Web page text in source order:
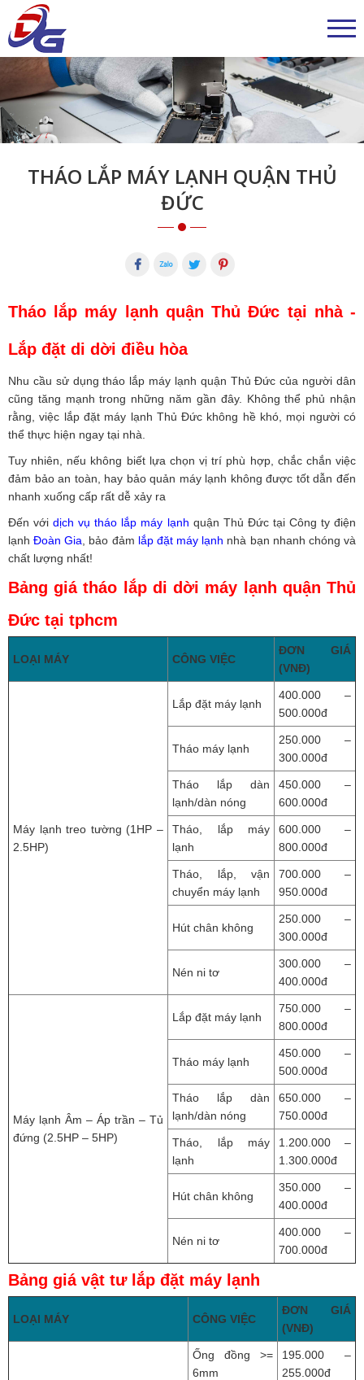
THÁO LẮP MÁY LẠNH QUẬN THỦ
ĐỨC
Tháo lắp máy lạnh quận Thủ Đức tại nhà -
Lắp đặt di dời điều hòa
Nhu cầu sử dụng tháo lắp máy lạnh quận Thủ Đức của người dân
cũng tăng mạnh trong những năm gần đây. Không thể phủ nhận
rằng, việc lắp đặt máy lạnh Thủ Đức không hề khó, mọi người có
thể thực hiện ngay tại nhà.
Tuy nhiên, nếu không biết lựa chọn vị trí phù hợp, chắc chắn việc
đảm bảo an toàn, hay bảo quản máy lạnh không được tốt dẫn đến
nhanh xuống cấp rất dễ xảy ra
Đến với dịch vụ tháo lắp máy lạnh quận Thủ Đức tại Công ty điện
lạnhĐoàn Gia , bảo đảm lắp đặt máy lạnh nhà bạn nhanh chóng và
chất lượng nhất!
Bảng giá tháo lắp di dời máy lạnh quận Thủ
Đức tại tphcm
LOẠI MÁY CÔNG VIỆC
ĐƠN GIÁ
(VNĐ)
Máy lạnh treo tường (1HP –
2.5HP)
Lắp đặt máy lạnh
400.000 –
500.000đ
Tháo máy lạnh
250.000 –
300.000đ
Tháo lắp dàn
lạnh/dàn nóng
450.000 –
600.000đ
Tháo, lắp máy
lạnh
600.000 –
800.000đ
Tháo, lắp, vận
chuyển máy lạnh
700.000 –
950.000đ
Hút chân không
250.000 –
300.000đ
Nén ni tơ
300.000 –
400.000đ
Máy lạnh Âm – Áp trần – Tủ
đứng (2.5HP – 5HP)
Lắp đặt máy lạnh
750.000 –
800.000đ
Tháo máy lạnh
450.000 –
500.000đ
Tháo lắp dàn
lạnh/dàn nóng
650.000 –
750.000đ
Tháo, lắp máy
lạnh
1.200.000 –
1.300.000đ
Hút chân không
350.000 –
400.000đ
Nén ni tơ
400.000 –
700.000đ
Bảng giá vật tư lắp đặt máy lạnh
LOẠI MÁY CÔNG VIỆC
ĐƠN GIÁ
(VNĐ)
Ống đồng >=
6mm
195.000 –
255.000đ